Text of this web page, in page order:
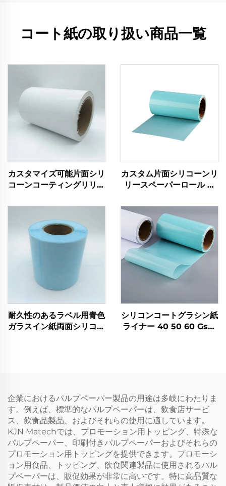
コート紙の取り扱い商品一覧
カスタマイズ可能片面シリ
コーンコーティングリリー
ラシン紙ステッカー 飲料
用幅カスタマイズ可
カスタム片面シリコーンリ
リースペーパーロール シ
ン紙 ワイン・飲料用 リリ
ースステッカー用途
耐久性のあるラベル用青色
ガラスイン紙両面シリコー
シリコンコートグラシン紙
ライナー 40 50 60 Gsm
企業におけるパルプペーパー製品の用途は多岐にわたりま
す。例えば、標準的なパルプペーパーは、飲食店サービ
ス、飲食品製品、およびそれらの使用に適しています。
KJN Matechでは、プロモーション用トッピング、特殊な
パルプペーパー、印刷付きパルプペーパーおよびそれらの
プロモーション用トッピングを提供できます。プロモーシ
ョン用食品、トッピング、飲食関連製品に使用されるパル
プペーパーは、販促効果が非常に高いです。特に高品質な